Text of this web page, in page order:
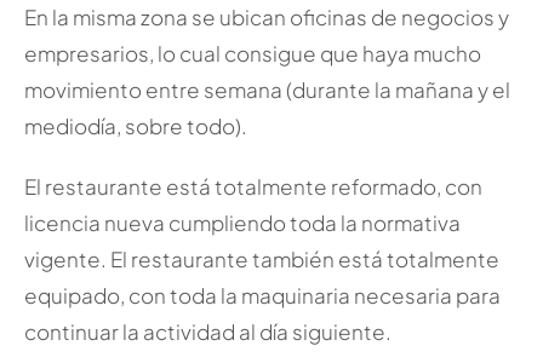
En la misma zona se ubican oficinas de negocios y
empresarios, lo cual consigue que haya mucho
movimiento entre semana (durante la mañana y el
mediodía, sobre todo).
El restaurante está totalmente reformado, con
licencia nueva cumpliendo toda la normativa
vigente. El restaurante también está totalmente
equipado, con toda la maquinaria necesaria para
continuar la actividad al día siguiente.